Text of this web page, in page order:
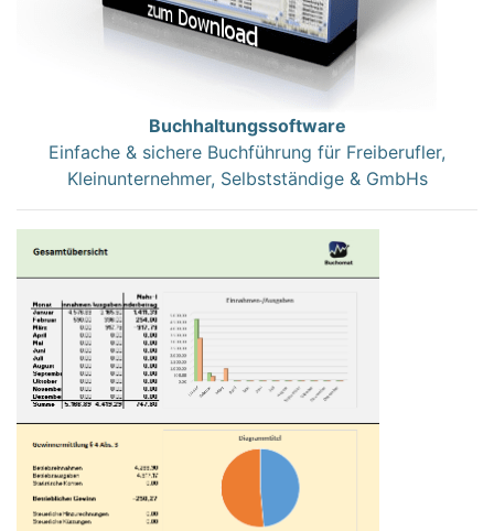
Buchhaltungssoftware
Einfache & sichere Buchführung für Freiberufler,
Kleinunternehmer, Selbstständige & GmbHs